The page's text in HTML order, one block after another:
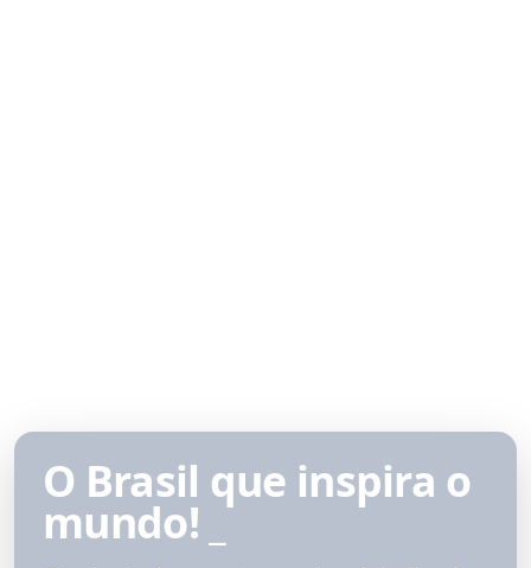
O Brasil que inspira o
mundo!